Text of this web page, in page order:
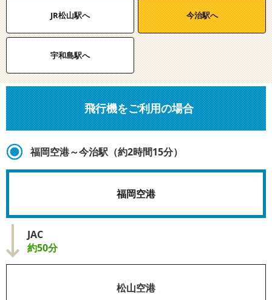
JR松山駅へ 今治駅へ
宇和島駅へ
飛行機をご利用の場合
福岡空港～今治駅（約2時間15分）
福岡空港
JAC
約50分
松山空港